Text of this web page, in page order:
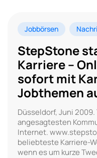
Jobbörsen
StepStone
Karriere –
sofort mit
Jobthemen
Düsseldorf, Juni
angesagtesten
Internet.
beliebteste Karriere-
wenn es um kurze